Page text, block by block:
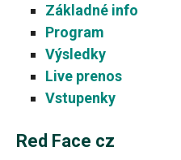
Základné info
Program
Výsledky
Live prenos
Vstupenky
Red Face cz